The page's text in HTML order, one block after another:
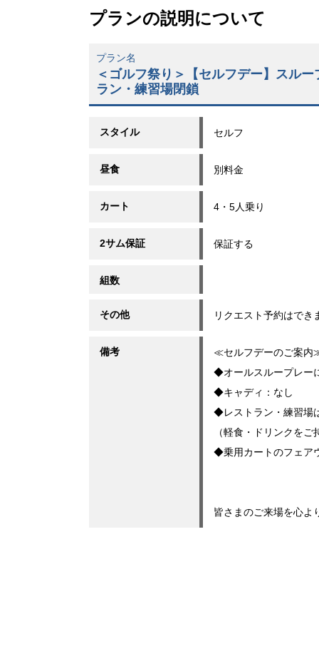
プランの説明について
プラン名
＜ゴルフ祭り＞【セルフデー】スル
ラン・練習場閉鎖
スタイル セルフ
昼食 別料金
カート 4・5人乗り
2サム保証 保証する
組数
その他 リクエスト予約はでき
備考
≪セルフデーのご案内
◆オールスループレー
◆キャディ：なし
◆レストラン・練習場
（軽食・ドリンクをご
◆乗用カートのフェア
皆さまのご来場を心よ